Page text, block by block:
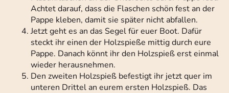
Achtet darauf, dass die Flaschen schön fest an der
Pappe kleben, damit sie später nicht abfallen.
Jetzt geht es an das Segel für euer Boot. Dafür
steckt ihr einen der Holzspieße mittig durch eure
Pappe. Danach könnt ihr den Holzspieß erst einmal
wieder herausnehmen.
Den zweiten Holzspieß befestigt ihr jetzt quer im
unteren Drittel an eurem ersten Holzspieß. Das